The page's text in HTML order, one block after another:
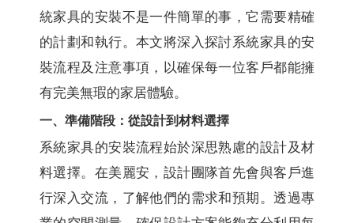
統家具的安裝不是一件簡單的事，它需要精確
的計劃和執行。本文將深入探討系統家具的安
裝流程及注意事項，以確保每一位客戶都能擁
有完美無瑕的家居體驗。
一、準備階段：從設計到材料選擇
系統家具的安裝流程始於深思熟慮的設計及材
料選擇。在美麗安，設計團隊首先會與客戶進
行深入交流，了解他們的需求和預期。透過專